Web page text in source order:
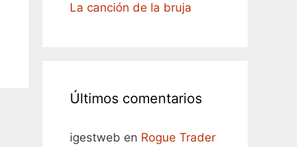
La canción de la bruja
Últimos comentarios
igestweb en Rogue Trader